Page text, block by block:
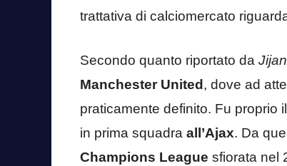
trattativa di calciomercato
Secondo quanto riportato da
Manchester United , dove ad
praticamente definito. Fu proprio
in prima squadra all’Ajax. Da
Champions League sfiorata nel